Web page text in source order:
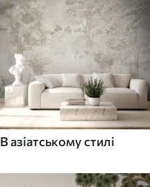
В азіатському стилі